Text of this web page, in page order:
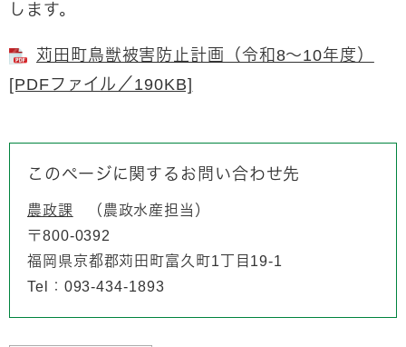
します。
苅田町鳥獣被害防止計画（令和8～10年度）
[PDFファイル／190KB]
このページに関するお問い合わせ先
農政課
農政水産担当
〒800-0392
福岡県京都郡苅田町富久町1丁目19-1
Tel：093-434-1893